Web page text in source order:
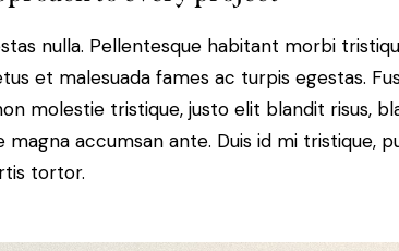
nulla. Pellentesque habitant morbi
et malesuada fames ac turpis egestas.
molestie tristique, justo elit blandit risus,
magna accumsan ante. Duis id mi tristique,
tortor.